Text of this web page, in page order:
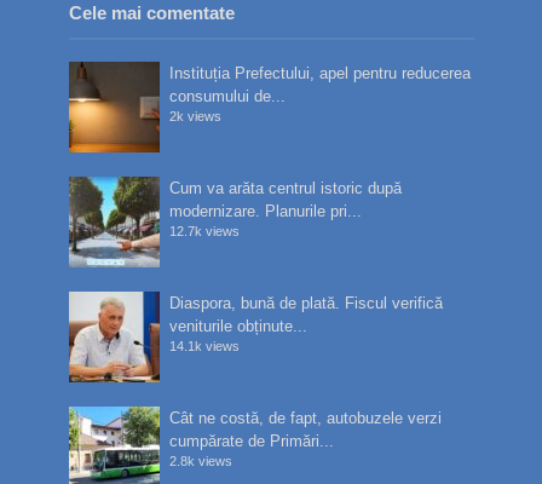
Cele mai comentate
Instituția Prefectului, apel pentru reducerea
consumului de...
2k views
Cum va arăta centrul istoric după
modernizare. Planurile pri...
12.7k views
Diaspora, bună de plată. Fiscul verifică
veniturile obținute...
14.1k views
Cât ne costă, de fapt, autobuzele verzi
cumpărate de Primări...
2.8k views